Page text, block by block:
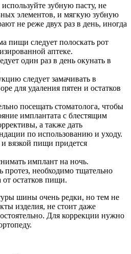
зубную пасту, не
элементов, и мягкую зубную
не реже двух раз в день, иногда
пищи следует полоскать рот
аптеке.
один раз в день окунать в
следует замачивать в
для удаления пятен и остатков
посещать стоматолога, чтобы
имплантата с блестящим
а также дать
по использованию и уходу.
вязкой пищи придется
имплант на ночь.
протез, необходимо тщательно
от остатков пищи.
шины очень редки, но тем не
изделия, не стоит даже
Для коррекции нужно